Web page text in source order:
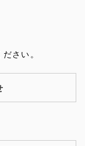
さい。